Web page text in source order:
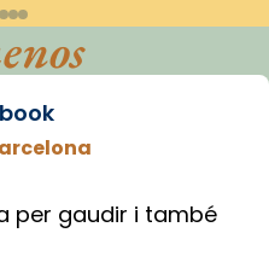
per gaudir i també